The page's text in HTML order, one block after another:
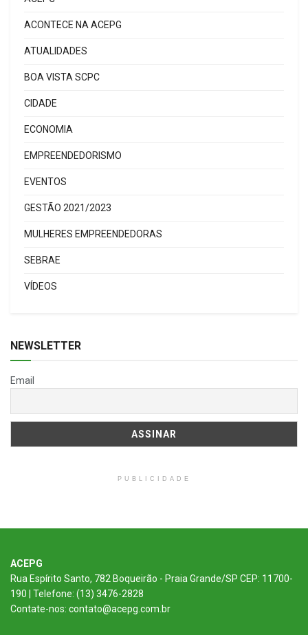
ACONTECE NA ACEPG
ATUALIDADES
BOA VISTA SCPC
CIDADE
ECONOMIA
EMPREENDEDORISMO
EVENTOS
GESTÃO 2021/2023
MULHERES EMPREENDEDORAS
SEBRAE
VÍDEOS
NEWSLETTER
Email
PUBLICIDADE
ACEPG
Rua Espírito Santo, 782 Boqueirão - Praia Grande/SP CEP: 11700-
190 | Telefone: (13) 3476-2828
Contate-nos: contato@acepg.com.br